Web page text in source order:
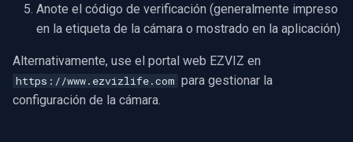
Anote el código de verificación (generalmente impreso
en la etiqueta de la cámara o mostrado en la aplicación)
Alternativamente, use el portal web EZVIZ en
https://www.ezvizlife.com para gestionar la
configuración de la cámara.